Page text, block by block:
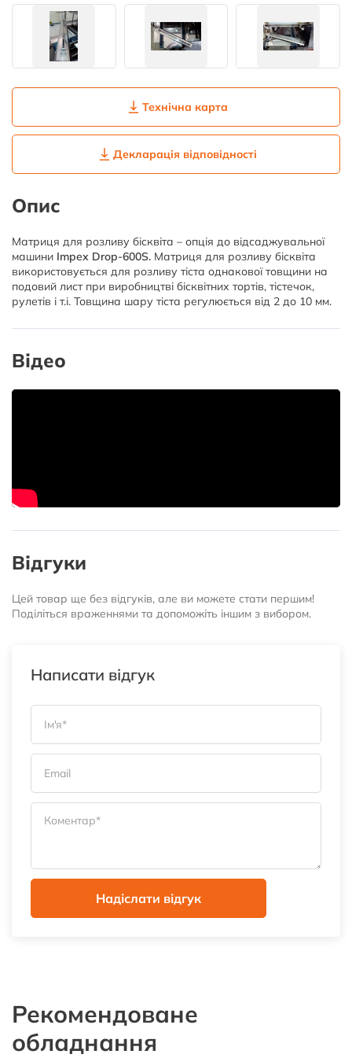
Технічна карта
Декларація відповідності
Опис
Матриця для розливу бісквіта – опція до відсаджувальної
машини Impex Drop-600S. Матриця для розливу бісквіта
використовується для розливу тіста однакової товщини на
подовий лист при виробництві бісквітних тортів, тістечок,
рулетів і т.і. Товщина шару тіста регулюється від 2 до 10 мм.
Відео
Відгуки
Цей товар ще без відгуків, але ви можете стати першим!
Поділіться враженнями та допоможіть іншим з вибором.
Написати відгук
Рекомендоване
обладнання